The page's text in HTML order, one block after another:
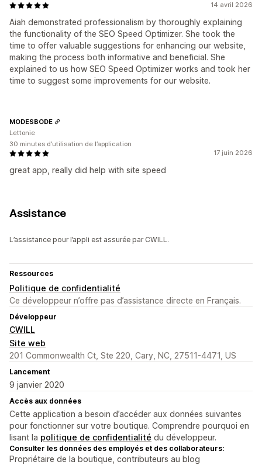
14 avril 2026
Aiah demonstrated professionalism by thoroughly explaining
the functionality of the SEO Speed Optimizer. She took the
time to offer valuable suggestions for enhancing our website,
making the process both informative and beneficial. She
explained to us how SEO Speed Optimizer works and took her
time to suggest some improvements for our website.
17 juin 2026
great app, really did help with site speed
MODESBODE
Lettonie
30 minutes d’utilisation de l’application
Assistance
L’assistance pour l’appli est assurée par CWILL.
Ressources
Politique de confidentialité
Ce développeur n’offre pas d’assistance directe en Français.
Développeur
CWILL
Site web
201 Commonwealth Ct, Ste 220, Cary, NC, 27511-4471, US
Lancement
9 janvier 2020
Accès aux données
Cette application a besoin d’accéder aux données suivantes
pour fonctionner sur votre boutique. Comprendre pourquoi en
lisant la politique de confidentialité du développeur.
Consulter les données des employés et des collaborateurs:
Propriétaire de la boutique, contributeurs au blog